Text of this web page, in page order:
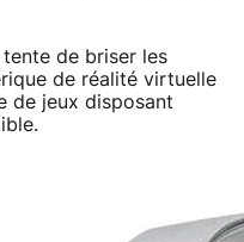
de briser les
de réalité virtuelle
de jeux disposant